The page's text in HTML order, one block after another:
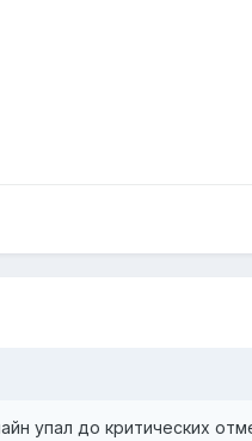
упал до критических